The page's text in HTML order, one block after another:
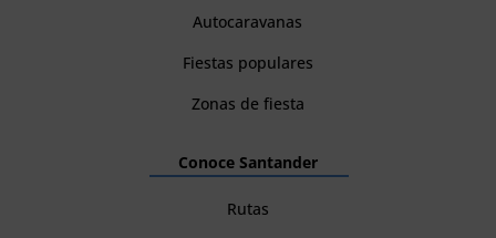
Autocaravanas
Fiestas populares
Zonas de fiesta
Conoce Santander
Rutas